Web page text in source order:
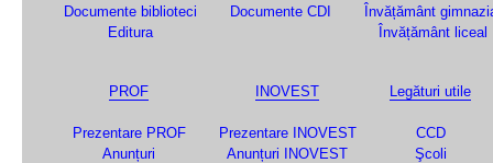
Documente biblioteci
Editura
Documente CDI
Învățământ
Învățământ liceal
PROF
Prezentare PROF
Anunțuri
INOVEST
Prezentare INOVEST
Anunțuri INOVEST
Legături utile
CCD
Şcoli